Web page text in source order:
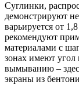
Суглинки,
демонстрируют
варьируется от
рекомендуют
материалами с
зонах имеют угол
вымыванию –
экраны из